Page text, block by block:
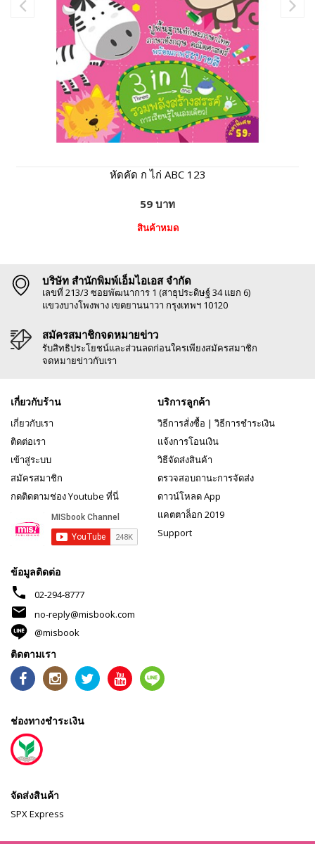
หัดคัด ก ไก่ ABC 123
59 บาท
สินค้าหมด
บริษัท สำนักพิมพ์เอ็มไอเอส จำกัด
เลขที่ 213/3 ซอยพัฒนาการ 1 (สาธุประดิษฐ์ 34 แยก 6)
แขวงบางโพงพาง เขตยานนาวา กรุงเทพฯ 10120
สมัครสมาชิกจดหมายข่าว
รับสิทธิประโยชน์และส่วนลดก่อนใครเพียงสมัครสมาชิก
จดหมายข่าวกับเรา
เกี่ยวกับร้าน
เกี่ยวกับเรา
ติดต่อเรา
เข้าสู่ระบบ
สมัครสมาชิก
กดติดตามช่อง Youtube ที่นี่
บริการลูกค้า
วิธีการสั่งซื้อ | วิธีการชำระเงิน
แจ้งการโอนเงิน
วิธีจัดส่งสินค้า
ตรวจสอบถานะการจัดส่ง
ดาวน์โหลด App
แคตตาล็อก 2019
Support
ข้อมูลติดต่อ
phone 02-294-8777
mail
no-reply@misbook.com
@misbook
ติดตามเรา
ช่องทางชำระเงิน
จัดส่งสินค้า
SPX Express